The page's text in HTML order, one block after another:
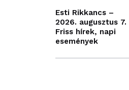
Esti Rikkancs –
2026. augusztus 7.
Friss hírek, napi
események